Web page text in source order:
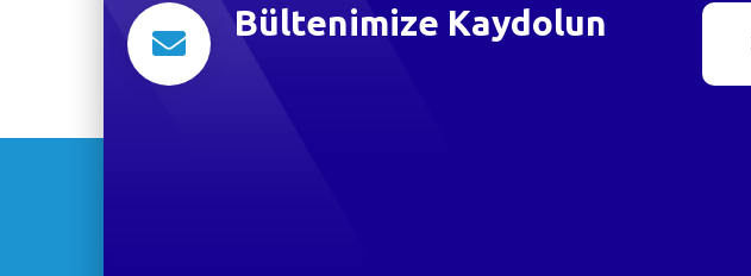
Bültenimize Kaydolun